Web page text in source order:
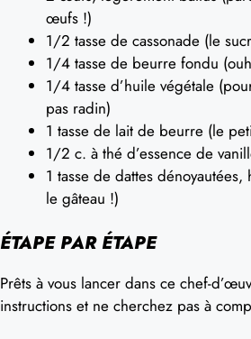
œufs !)
1/2 tasse de cassonade (le
1/4 tasse de beurre fondu
1/4 tasse d’huile végétale
pas radin)
1 tasse de lait de beurre (le
1/2 c. à thé d’essence de
1 tasse de dattes
le gâteau !)
ÉTAPE PAR ÉTAPE
Prêts à vous lancer dans ce chef-
instructions et ne cherchez pas à